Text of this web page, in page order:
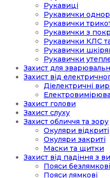
Рукавиці
Рукавички
Рукавички
Рукавички з
Рукавички КЛС
Рукавички
Рукавички
Захист для
Захист від
Діелектричні
Захист голови
Захист слуху
Захист обличчя та зору
Окуляри відкриті
Окуляри закриті
Маски та щитки
Захист від падіння з
Пояси безлямкові
Пояси лямкові